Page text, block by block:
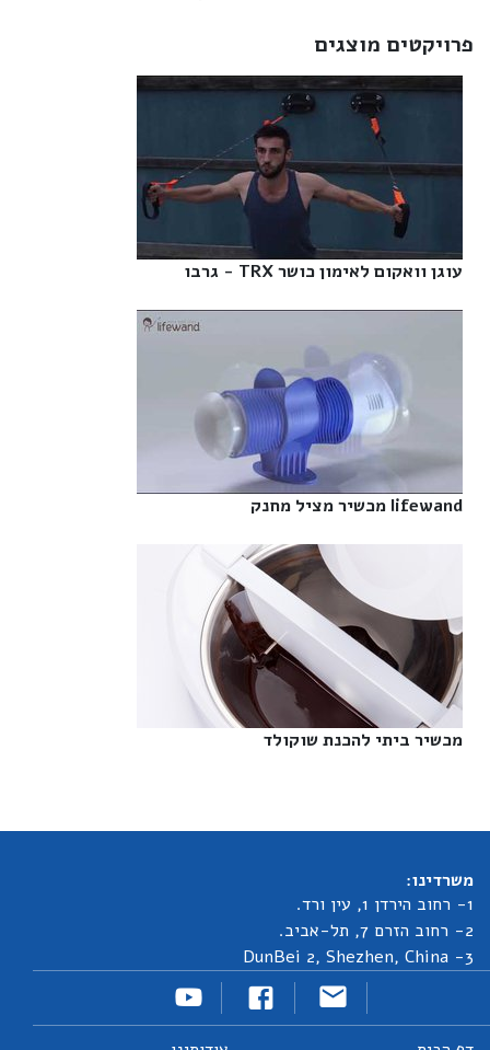
פרויקטים מוצגים
עוגן וואקום לאימון כושר TRX - גרבו‎
lifewand מכשיר מציל מחנק‎
מכשיר ביתי להכנת שוקולד‎
משרדינו:
1- רחוב הירדן 1, עין ורד.
2- רחוב הזרם 7, תל-אביב.
3- DunBei 2, Shezhen, China